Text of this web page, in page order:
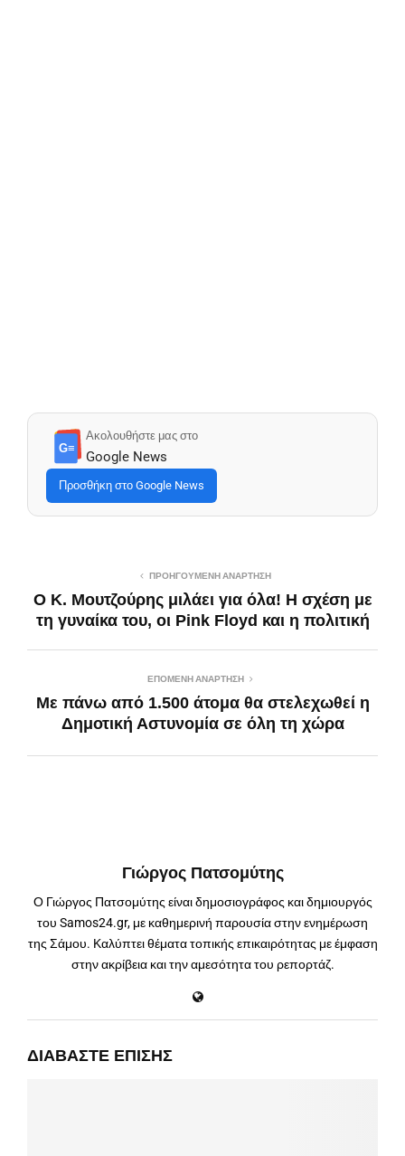
G≡
Ακολουθήστε μας στο
Google News
Προσθήκη στο Google News
ΠΡΟΗΓΟΎΜΕΝΗ ΑΝΆΡΤΗΣΗ
Ο Κ. Μουτζούρης μιλάει για όλα! Η σχέση με
τη γυναίκα του, οι Pink Floyd και η πολιτική
ΕΠΌΜΕΝΗ ΑΝΆΡΤΗΣΗ
Με πάνω από 1.500 άτομα θα στελεχωθεί η
Δημοτική Αστυνομία σε όλη τη χώρα
Γιώργος Πατσομύτης
Ο Γιώργος Πατσομύτης είναι δημοσιογράφος και δημιουργός
του Samos24.gr, με καθημερινή παρουσία στην ενημέρωση
της Σάμου. Καλύπτει θέματα τοπικής επικαιρότητας με έμφαση
στην ακρίβεια και την αμεσότητα του ρεπορτάζ.
ΔΙΑΒΆΣΤΕ ΕΠΊΣΗΣ